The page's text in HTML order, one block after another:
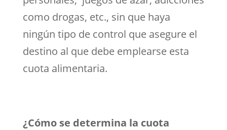
como drogas, etc., sin que haya
ningún tipo de control que asegure el
destino al que debe emplearse esta
cuota alimentaria.
¿Cómo se determina la cuota